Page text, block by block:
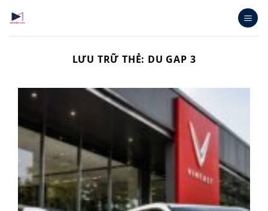
qua
nội
LƯU TRỮ THẺ: DU GAP 3